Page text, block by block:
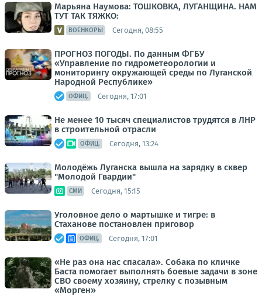
Марьяна Наумова: ТОШКОВКА, ЛУГАНЩИНА. НАМ
ТУТ ТАК ТЯЖКО:
ВОЕНКОРЫ Сегодня, 08:55
ПРОГНОЗ ПОГОДЫ. По данным ФГБУ
«Управление по гидрометеорологии и
мониторингу окружающей среды по Луганской
Народной Республике»
ОФИЦ. Сегодня, 17:01
Не менее 10 тысяч специалистов трудятся в ЛНР
в строительной отрасли
ОФИЦ. Сегодня, 13:24
Молодёжь Луганска вышла на зарядку в сквер
"Молодой Гвардии"
СМИ Сегодня, 15:15
Уголовное дело о мартышке и тигре: в
Стаханове постановлен приговор
ОФИЦ. Сегодня, 17:01
«Не раз она нас спасала». Собака по кличке
Баста помогает выполнять боевые задачи в зоне
СВО своему хозяину, стрелку с позывным
«Морген»